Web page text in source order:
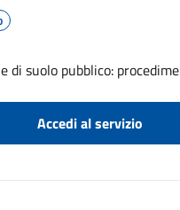
di suolo pubblico:
Accedi al servizio